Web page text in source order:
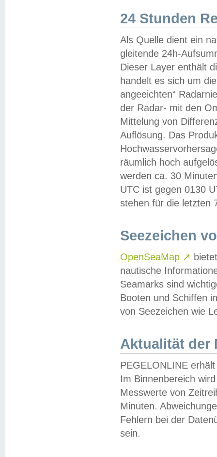
24 Stunden
Als Quelle dient ein
gleitende 24h-
Dieser Layer enthält
handelt es sich um
angeeichten“
der Radar- mit den
Mittelung von
Auflösung. Das
räumlich hoch
werden ca. 30
UTC ist gegen 0130
stehen für die letzten
Seezeichen
OpenSeaMap ↗
nautische
Seamarks sind
Booten und Schiffen
von Seezeichen wie
Aktualität der
PEGELONLINE
Im Binnenbereich
Messwerte von
Minuten.
Fehlern bei der
sein.